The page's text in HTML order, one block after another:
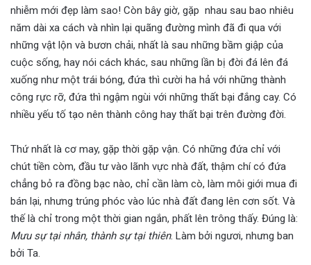
nhiễm mới đẹp làm sao! Còn bây giờ, gặp nhau sau bao nhiêu
năm dài xa cách và nhìn lại quãng đường mình đã đi qua với
những vật lộn và bươn chải, nhất là sau những bầm giập của
cuộc sống, hay nói cách khác, sau những lần bị đời đá lên đá
xuống như một trái bóng, đứa thì cười ha hả với những thành
công rực rỡ, đứa thì ngậm ngùi với những thất bại đắng cay. Có
nhiều yếu tố tạo nên thành công hay thất bại trên đường đời.
Thứ nhất là cơ may, gặp thời gặp vận. Có những đứa chỉ với
chút tiền còm, đầu tư vào lãnh vực nhà đất, thậm chí có đứa
chẳng bỏ ra đồng bạc nào, chỉ cần làm cò, làm môi giới mua đi
bán lại, nhưng trúng phóc vào lúc nhà đất đang lên cơn sốt. Và
thế là chỉ trong một thời gian ngắn, phất lên trông thấy. Đúng là:
Mưu sự tại nhân, thành sự tại thiên. Làm bởi ngươi, nhưng ban
bởi Ta.